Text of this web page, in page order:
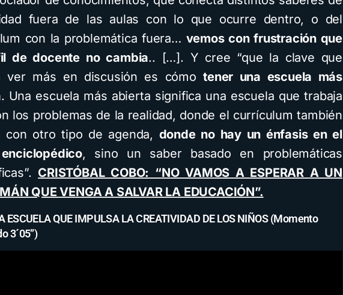
fuera de las aulas con lo que ocurre dentro, o del
con la problemática fuera… vemos con frustración que
de docente no cambia.. […]. Y cree “que la clave que
ver más en discusión es cómotener una escuela más
. Una escuela más abierta significa una escuela que trabaja
los problemas de la realidad, donde el currículum también
con otro tipo de agenda, donde no hay un énfasis en el
, sino un saber basado en problemáticas
CRISTÓBAL COBO: “NO VAMOS A ESPERAR A UN
QUE VENGA A SALVAR LA EDUCACIÓN”.
ESCUELA QUE IMPULSA LA CREATIVIDAD DE LOS NIÑOS (Momento
3´05”)